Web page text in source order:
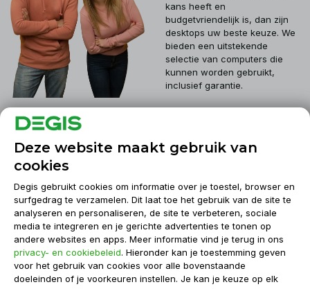
kans heeft en
budgetvriendelijk is, dan zijn
desktops uw beste keuze. We
bieden een uitstekende
selectie van computers die
kunnen worden gebruikt,
inclusief garantie.
Klantenservice
Informatie
Contact
Deze website maakt gebruik van
cookies
Degis gebruikt cookies om informatie over je toestel, browser en
surfgedrag te verzamelen. Dit laat toe het gebruik van de site te
analyseren en personaliseren, de site te verbeteren, sociale
media te integreren en je gerichte advertenties te tonen op
andere websites en apps. Meer informatie vind je terug in ons
privacy- en cookiebeleid. Hieronder kan je toestemming geven
voor het gebruik van cookies voor alle bovenstaande
doeleinden of je voorkeuren instellen. Je kan je keuze op elk